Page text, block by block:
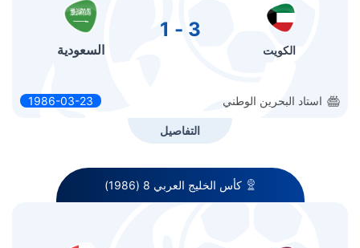
الكويت
3 - 1
السعودية
استاد البحرين الوطني 1986-03-23
التفاصيل
كأس الخليج العربي 8 (1986)